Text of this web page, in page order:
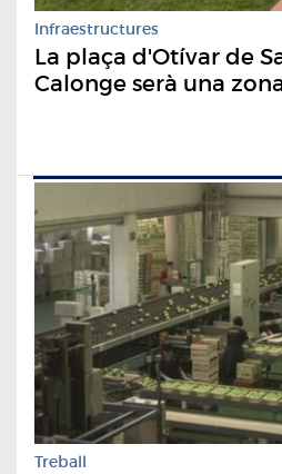
Infraestructures
La plaça d'Otívar de
Calonge serà una
Treball